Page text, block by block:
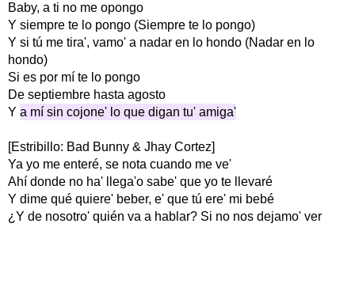
Baby, a ti no me opongo
Y siempre te lo pongo (Siempre te lo pongo)
Y si tú me tira', vamo' a nadar en lo hondo (Nadar en lo
hondo)
Si es por mí te lo pongo
De septiembre hasta agosto
Y a mí sin cojone' lo que digan tu' amiga'
[Estribillo: Bad Bunny & Jhay Cortez]
Ya yo me enteré, se nota cuando me ve'
Ahí donde no ha' llega'o sabe' que yo te llevaré
Y dime qué quiere' beber, e' que tú ere' mi bebé
¿Y de nosotro' quién va a hablar? Si no nos dejamo' ver